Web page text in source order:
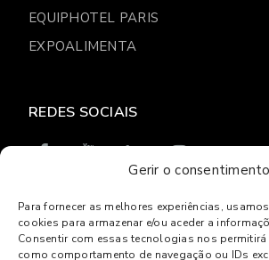
Gerir o consentimento
Para fornecer as melhores experiências,
cookies para armazenar e/ou aceder a
Consentir com essas tecnologias nos
como comportamento de navegação ou IDs
EQUIPHOTEL PARIS
EXPOALIMENTA
REDES SOCIAIS
© 2026Gresilva
Política de privacidade Livro de